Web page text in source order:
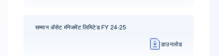
सम्मान ॲसेट मॅनेजमेंट लिमिटेड FY 24-25
डाउनलोड